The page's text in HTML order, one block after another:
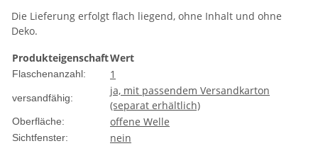
Die Lieferung erfolgt flach liegend, ohne Inhalt und ohne
Deko.
ProdukteigenschaftWert
Flaschenanzahl: 1
versandfähig:
ja, mit passendem Versandkarton
(separat erhältlich)
Oberfläche: offene Welle
Sichtfenster: nein